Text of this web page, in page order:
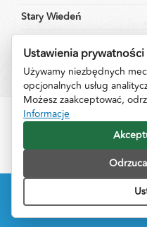
Stary Wiedeń
Informacje
©Copyright by
Ustawienia prywatności
Używamy niezbędnych
opcjonalnych usług
Możesz zaakceptować,
Informacje